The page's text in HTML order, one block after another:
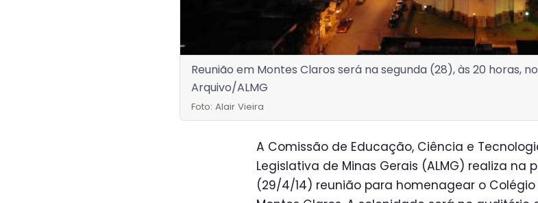
Reunião em Montes Claros será na segunda (28), às 20 horas,
Arquivo/ALMG
Foto: Alair Vieira
A Comissão de Educação, Ciência e
Legislativa de Minas Gerais (ALMG) realiza na
(29/4/14) reunião para homenagear o